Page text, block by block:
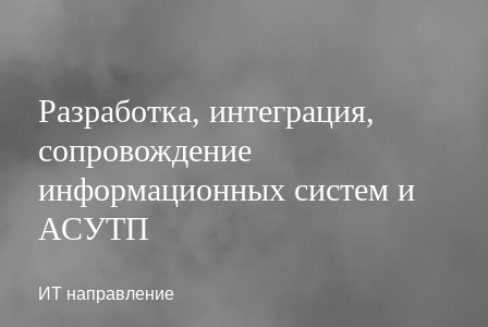
Разработка, интеграция,
сопровождение
информационных систем и
АСУТП
ИТ направление